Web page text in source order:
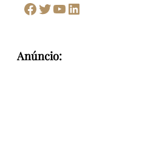
Facebook Twitter Youtube LinkedIn
Anúncio: